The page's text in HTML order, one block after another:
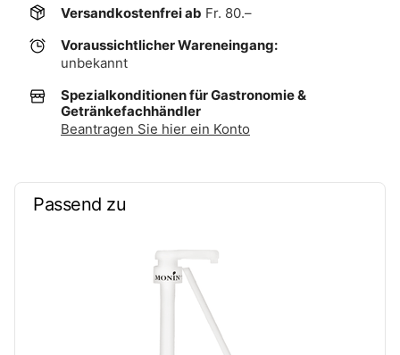
Versandkostenfrei ab Fr. 80.–
Voraussichtlicher Wareneingang:
unbekannt
Spezialkonditionen für Gastronomie &
Getränkefachhändler
Beantragen Sie hier ein Konto
Passend zu